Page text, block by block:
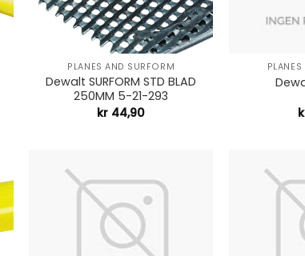
PLANES AND SURFORM
Dewalt SURFORM STD BLAD
250MM 5-21-293
kr 44,90